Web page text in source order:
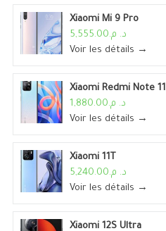
Xiaomi Mi 9 Pro
د. م.5,555.00
Voir les détails →
Xiaomi Redmi Note 11
د. م.1,880.00
Voir les détails →
Xiaomi 11T
د. م.5,240.00
Voir les détails →
Xiaomi 12S Ultra